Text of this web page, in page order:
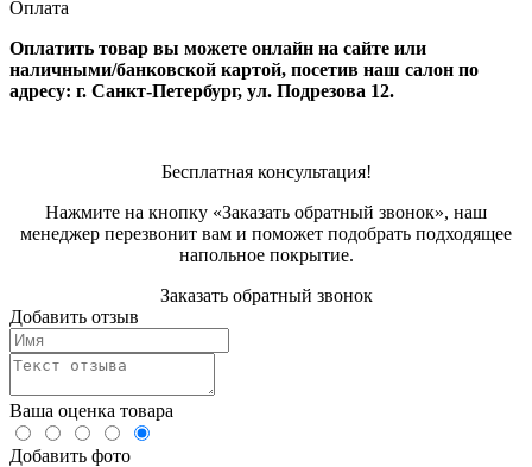
Оплата
Оплатить товар вы можете онлайн на сайте или
наличными/банковской картой, посетив наш салон по
адресу: г. Санкт-Петербург, ул. Подрезова 12.
Бесплатная консультация!
Нажмите на кнопку «Заказать обратный звонок», наш
менеджер перезвонит вам и поможет подобрать подходящее
напольное покрытие.
Заказать обратный звонок
Добавить отзыв
Ваша оценка товара
Добавить фото